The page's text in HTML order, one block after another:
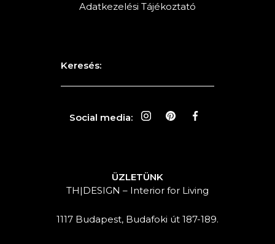
Adatkezelési Tájékoztató
Keresés:
Social media:
ÜZLETÜNK
TH|DESIGN – Interior for Living
1117 Budapest, Budafoki út 187-189.